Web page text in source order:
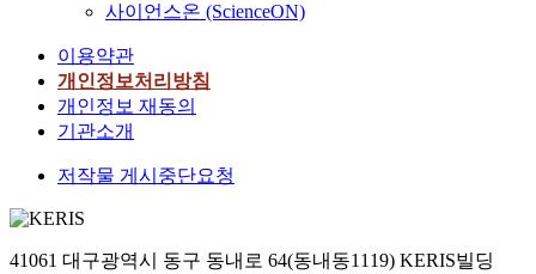
사이언스온 (ScienceON)
이용약관
개인정보처리방침
개인정보 재동의
기관소개
저작물 게시중단요청
41061 대구광역시 동구 동내로 64(동내동1119) KERIS빌딩